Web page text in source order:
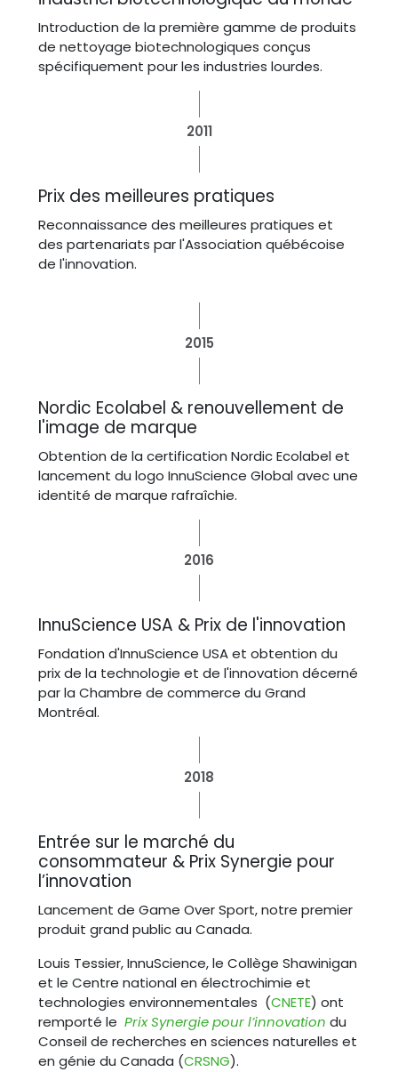
Introduction de la première gamme de produits
de nettoyage biotechnologiques conçus
spécifiquement pour les industries lourdes.
2011
Prix des meilleures pratiques
Reconnaissance des meilleures pratiques et
des partenariats par l'Association québécoise
de l'innovation.
2015
Nordic Ecolabel & renouvellement de
l'image de marque
Obtention de la certification Nordic Ecolabel et
lancement du logo InnuScience Global avec une
identité de marque rafraîchie.
2016
InnuScience USA & Prix de l'innovation
Fondation d'InnuScience USA et obtention du
prix de la technologie et de l'innovation décerné
par la Chambre de commerce du Grand
Montréal.
2018
Entrée sur le marché du
consommateur & Prix Synergie pour
l’innovation
Lancement de Game Over Sport, notre premier
produit grand public au Canada.
Louis Tessier, InnuScience, le Collège Shawinigan
et le Centre national en électrochimie et
technologies environnementales (CNETE) ont
remporté le Prix Synergie pour l’innovation du
Conseil de recherches en sciences naturelles et
en génie du Canada (CRSNG).